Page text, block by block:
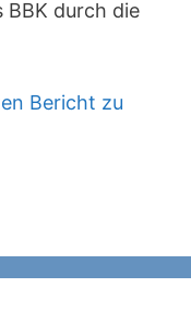
durch die
Bericht zu